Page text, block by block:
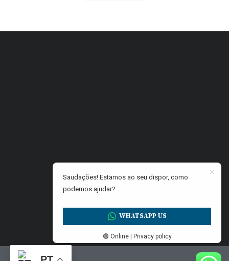
Saudações! Estamos ao seu dispor, como
podemos ajudar?
WHATSAPP US
🟢 Online | Privacy policy